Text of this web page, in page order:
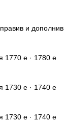
и дополнив
1770 е · 1780 е
1730 е · 1740 е
1730 е · 1740 е